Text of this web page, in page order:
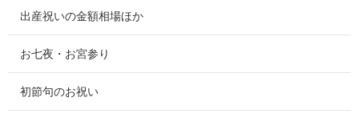
出産祝いの金額相場ほか
お七夜・お宮参り
初節句のお祝い